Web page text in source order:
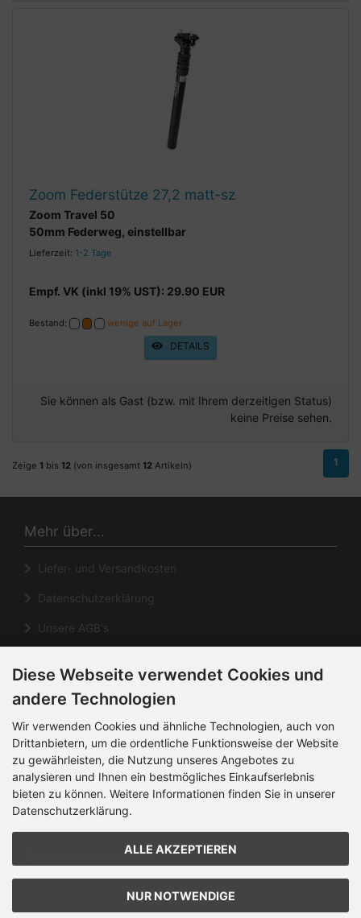
Zoom Federstütze 27,2 matt-sz
Zoom Travel 50
50mm Federweg, einstellbar
Lieferzeit: 1-2 Tage
Empf. VK (inkl 19% UST): 29.90 EUR
Bestand: wenige auf Lager
DETAILS
Sie können als Gast (bzw. mit Ihrem derzeitigen Status)
keine Preise sehen.
Zeige 1 bis 12 (von insgesamt 12 Artikeln) 1
Mehr über...
Liefer- und Versandkosten
Datenschutzerklärung
Unsere AGB's
Informationen
Kontakt
Sitemap
Über uns
Zahlungsmethoden
Die Box kann unter bootstrap4/boxes/box_miscellaneous.html
verändert werden. Die Sprachvariablen befinden sich in der Datei
Diese Webseite verwendet Cookies und
andere Technologien
Wir verwenden Cookies und ähnliche Technologien, auch von
Drittanbietern, um die ordentliche Funktionsweise der Website
zu gewährleisten, die Nutzung unseres Angebotes zu
analysieren und Ihnen ein bestmögliches Einkaufserlebnis
bieten zu können. Weitere Informationen finden Sie in unserer
Datenschutzerklärung.
ALLE AKZEPTIEREN
NUR NOTWENDIGE